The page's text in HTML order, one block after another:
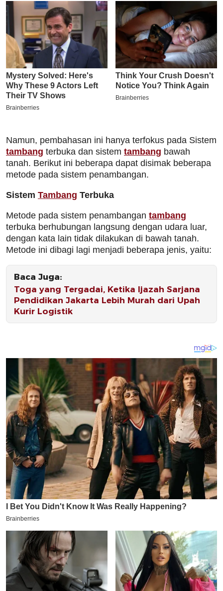
Namun, pembahasan ini hanya terfokus pada Sistem
tambang terbuka dan sistem tambang bawah
tanah. Berikut ini beberapa dapat disimak beberapa
metode pada sistem penambangan.
Sistem Tambang Terbuka
Metode pada sistem penambangan tambang
terbuka berhubungan langsung dengan udara luar,
dengan kata lain tidak dilakukan di bawah tanah.
Metode ini dibagi lagi menjadi beberapa jenis, yaitu:
Baca Juga:
Toga yang Tergadai, Ketika Ijazah Sarjana
Pendidikan Jakarta Lebih Murah dari Upah
Kurir Logistik